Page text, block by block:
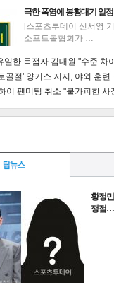
극한 폭염에 봉황대기 일
[스포츠투데이 신서영
소프트볼협회가 …
일한 득점자 김대원 "수준 차
골절' 양키스 저지, 야외 훈
이 팬미팅 취소 "불가피한
황정
쟁점…